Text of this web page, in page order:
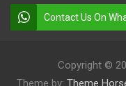
Contact Us On
Copyright ©
Theme by: Theme